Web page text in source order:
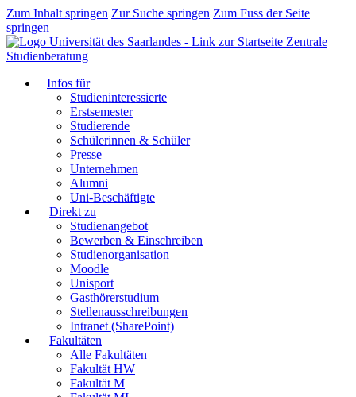
Zum Inhalt springen Zur Suche springen Zum Fuss der Seite
springen
Zentrale
Studienberatung
Infos für
Studieninteressierte
Erstsemester
Studierende
Schülerinnen & Schüler
Presse
Unternehmen
Alumni
Uni-Beschäftigte
Direkt zu
Studienangebot
Bewerben & Einschreiben
Studienorganisation
Moodle
Unisport
Gasthörerstudium
Stellenausschreibungen
Intranet (SharePoint)
Fakultäten
Alle Fakultäten
Fakultät HW
Fakultät M